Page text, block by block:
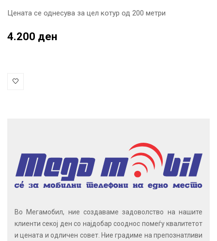
Цената се однесува за цел котур од 200 метри
4.200 ден
Во Мегамобил, ние создаваме задоволство на нашите
клиенти секој ден со најдобар сооднос помеѓу квалитетот
и цената и одличен совет. Ние градиме на препознатливи